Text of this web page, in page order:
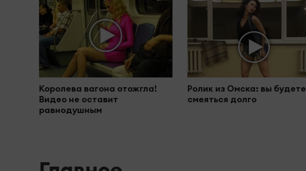
Королева вагона отожгла!
Видео не оставит
равнодушным
Ролик из Омска: вы будете
смеяться долго